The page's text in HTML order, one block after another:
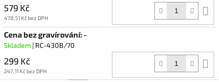
579 Kč
478,51 Kč bez DPH
Cena bez gravírování: -
Skladem | RC-430B/70
299 Kč
247,11 Kč bez DPH